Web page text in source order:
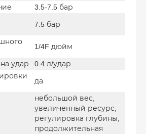
3.5-7.5 бар
7.5 бар
1/4F дюйм
удар
0.4 л/удар
да
небольшой вес,
увеличенный ресурс,
регулировка глубины,
продолжительная